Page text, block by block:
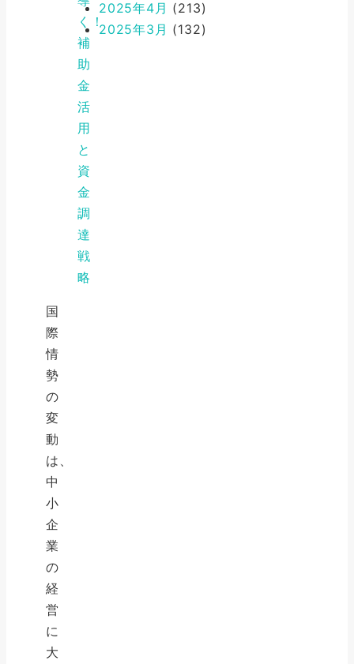
く！
補
助
金
活
用
と
資
金
調
達
戦
略
国
際
情
勢
の
変
動
は、
中
小
企
業
の
経
営
に
大
2025年4月 (213)
2025年3月 (132)